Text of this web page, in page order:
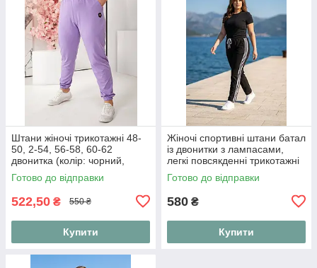
Штани жіночі трикотажні 48-
50, 2-54, 56-58, 60-62
двонитка (колір: чорний,
сірий, фіалка, капучино,
небесний)
Готово до відправки
522,50 ₴ 550 ₴
Купити
Жіночі спортивні штани батал
із двонитки з лампасами,
легкі повсякденні трикотажні
брюки на резинці "Sport
Active", розміри 52-56
Готово до відправки
580 ₴
Купити